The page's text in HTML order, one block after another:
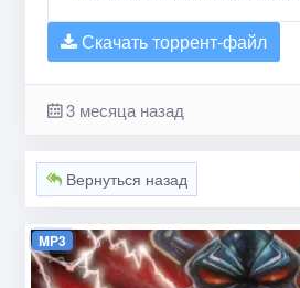
Скачать торрент-файл
3 месяца назад
Вернуться назад
MP3